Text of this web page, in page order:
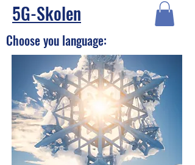
5G-Skolen
Choose you language: